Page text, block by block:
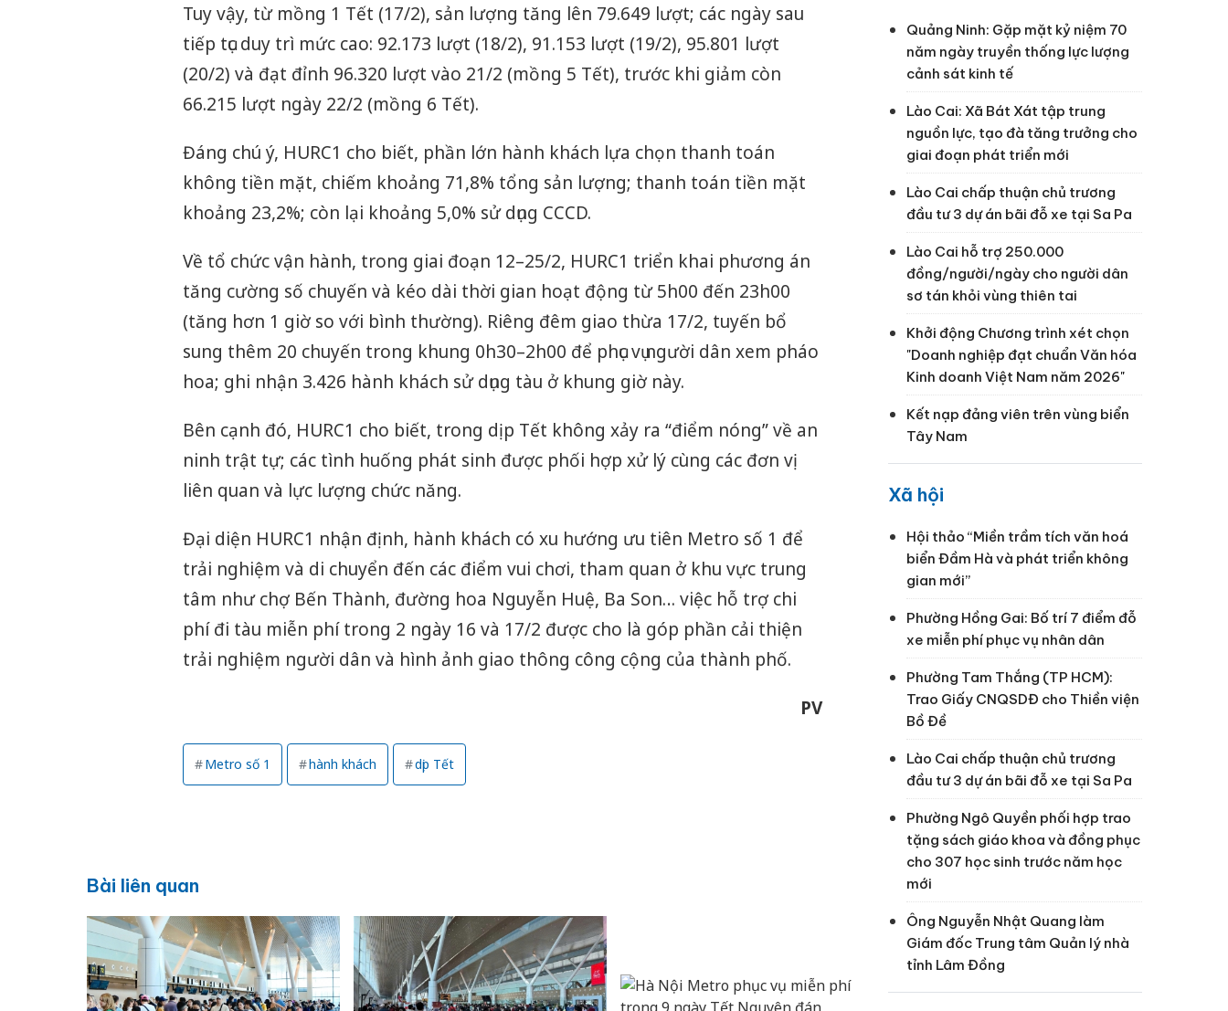
Tuy vậy, từ mồng 1 Tết (17/2), sản lượng tăng lên 79.649 lượt; các ngày sau
tiếp tục duy trì mức cao: 92.173 lượt (18/2), 91.153 lượt (19/2), 95.801 lượt
(20/2) và đạt đỉnh 96.320 lượt vào 21/2 (mồng 5 Tết), trước khi giảm còn
66.215 lượt ngày 22/2 (mồng 6 Tết).
Đáng chú ý, HURC1 cho biết, phần lớn hành khách lựa chọn thanh toán
không tiền mặt, chiếm khoảng 71,8% tổng sản lượng; thanh toán tiền mặt
khoảng 23,2%; còn lại khoảng 5,0% sử dụng CCCD.
Về tổ chức vận hành, trong giai đoạn 12–25/2, HURC1 triển khai phương án
tăng cường số chuyến và kéo dài thời gian hoạt động từ 5h00 đến 23h00
(tăng hơn 1 giờ so với bình thường). Riêng đêm giao thừa 17/2, tuyến bổ
sung thêm 20 chuyến trong khung 0h30–2h00 để phục vụ người dân xem pháo
hoa; ghi nhận 3.426 hành khách sử dụng tàu ở khung giờ này.
Bên cạnh đó, HURC1 cho biết, trong dịp Tết không xảy ra “điểm nóng” về an
ninh trật tự; các tình huống phát sinh được phối hợp xử lý cùng các đơn vị
liên quan và lực lượng chức năng.
Đại diện HURC1 nhận định, hành khách có xu hướng ưu tiên Metro số 1 để
trải nghiệm và di chuyển đến các điểm vui chơi, tham quan ở khu vực trung
tâm như chợ Bến Thành, đường hoa Nguyễn Huệ, Ba Son… việc hỗ trợ chi
phí đi tàu miễn phí trong 2 ngày 16 và 17/2 được cho là góp phần cải thiện
trải nghiệm người dân và hình ảnh giao thông công cộng của thành phố.
PV
Metro số 1 hành khách dịp Tết
Bài liên quan
Quảng Ninh: Gặp mặt kỷ niệm 70
năm ngày truyền thống lực lượng
cảnh sát kinh tế
Lào Cai: Xã Bát Xát tập trung
nguồn lực, tạo đà tăng trưởng cho
giai đoạn phát triển mới
Lào Cai chấp thuận chủ trương
đầu tư 3 dự án bãi đỗ xe tại Sa Pa
Lào Cai hỗ trợ 250.000
đồng/người/ngày cho người dân
sơ tán khỏi vùng thiên tai
Khởi động Chương trình xét chọn
"Doanh nghiệp đạt chuẩn Văn hóa
Kinh doanh Việt Nam năm 2026"
Kết nạp đảng viên trên vùng biển
Tây Nam
Xã hội
Hội thảo “Miền trầm tích văn hoá
biển Đầm Hà và phát triển không
gian mới”
Phường Hồng Gai: Bố trí 7 điểm đỗ
xe miễn phí phục vụ nhân dân
Phường Tam Thắng (TP HCM):
Trao Giấy CNQSDĐ cho Thiền viện
Bồ Đề
Lào Cai chấp thuận chủ trương
đầu tư 3 dự án bãi đỗ xe tại Sa Pa
Phường Ngô Quyền phối hợp trao
tặng sách giáo khoa và đồng phục
cho 307 học sinh trước năm học
mới
Ông Nguyễn Nhật Quang làm
Giám đốc Trung tâm Quản lý nhà
tỉnh Lâm Đồng